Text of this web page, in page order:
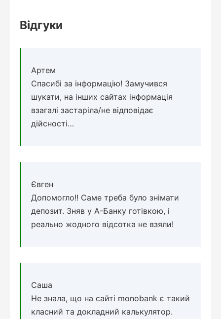
Відгуки
Артем
Спасибі за інформацію! Замучився
шукати, на інших сайтах інформація
взагалі застаріла/не відповідає
дійсності…
Євген
Допомогло!! Саме треба було знімати
депозит. Зняв у А-Банку готівкою, і
реально жодного відсотка не взяли!
Саша
Не знала, що на сайті monobank є такий
класний та докладний калькулятор.